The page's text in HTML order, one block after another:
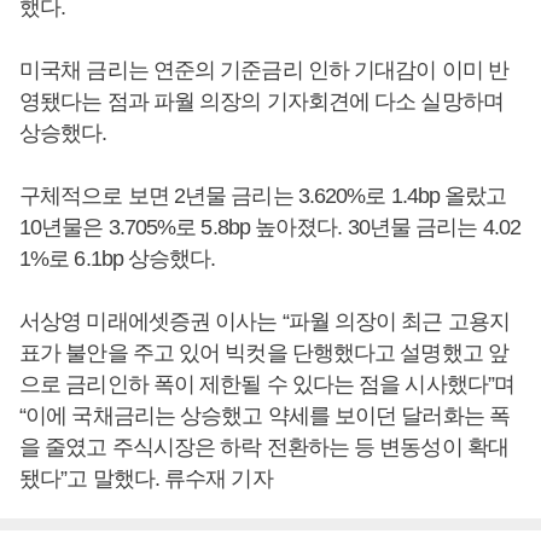
했다.
미국채 금리는 연준의 기준금리 인하 기대감이 이미 반
영됐다는 점과 파월 의장의 기자회견에 다소 실망하며
상승했다.
구체적으로 보면 2년물 금리는 3.620%로 1.4bp 올랐고
10년물은 3.705%로 5.8bp 높아졌다. 30년물 금리는 4.02
1%로 6.1bp 상승했다.
서상영 미래에셋증권 이사는 “파월 의장이 최근 고용지
표가 불안을 주고 있어 빅컷을 단행했다고 설명했고 앞
으로 금리인하 폭이 제한될 수 있다는 점을 시사했다”며
“이에 국채금리는 상승했고 약세를 보이던 달러화는 폭
을 줄였고 주식시장은 하락 전환하는 등 변동성이 확대
됐다”고 말했다. 류수재 기자